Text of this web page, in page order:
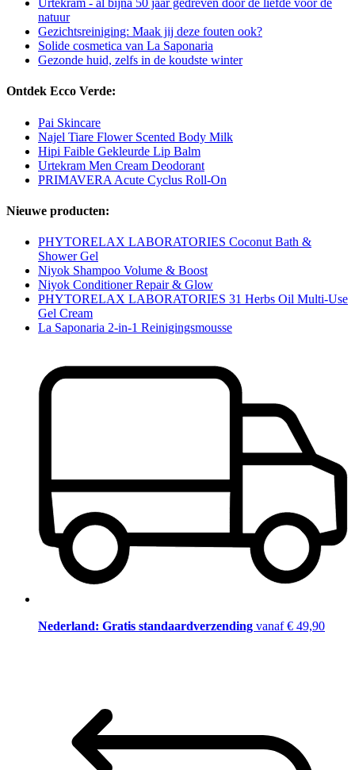
Urtekram - al bijna 50 jaar gedreven door de liefde voor de
natuur
Gezichtsreiniging: Maak jij deze fouten ook?
Solide cosmetica van La Saponaria
Gezonde huid, zelfs in de koudste winter
Ontdek Ecco Verde:
Pai Skincare
Najel Tiare Flower Scented Body Milk
Hipi Faible Gekleurde Lip Balm
Urtekram Men Cream Deodorant
PRIMAVERA Acute Cyclus Roll-On
Nieuwe producten:
PHYTORELAX LABORATORIES Coconut Bath &
Shower Gel
Niyok Shampoo Volume & Boost
Niyok Conditioner Repair & Glow
PHYTORELAX LABORATORIES 31 Herbs Oil Multi-Use
Gel Cream
La Saponaria 2-in-1 Reinigingsmousse
Nederland: Gratis standaardverzending vanaf € 49,90